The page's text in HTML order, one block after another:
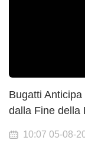
Bugatti
dalla Fine della
10:07 05-08-